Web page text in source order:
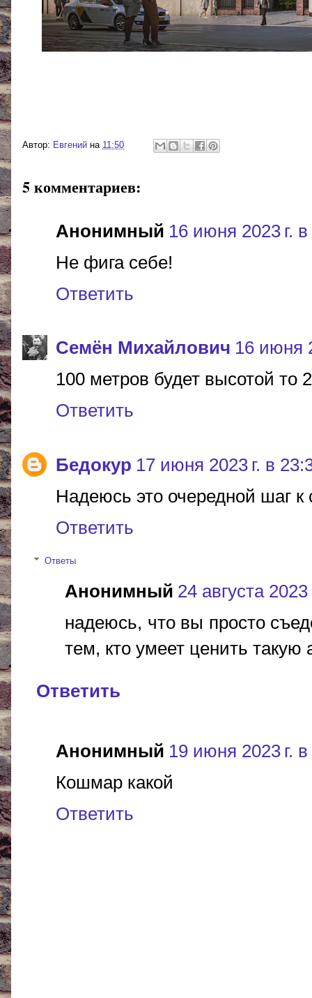
Автор: Евгений на 11:50
5 комментариев:
Анонимный 16 июня 2023 г.
Не фига себе!
Ответить
Cемён Михайлович 16 июня
100 метров будет высотой то
Ответить
Бедокур 17 июня 2023 г. в
Надеюсь это очередной шаг к
Ответить
Ответы
Анонимный 24 августа 2023
надеюсь, что вы просто
тем, кто умеет ценить такую
Ответить
Анонимный 19 июня 2023 г.
Кошмар какой
Ответить